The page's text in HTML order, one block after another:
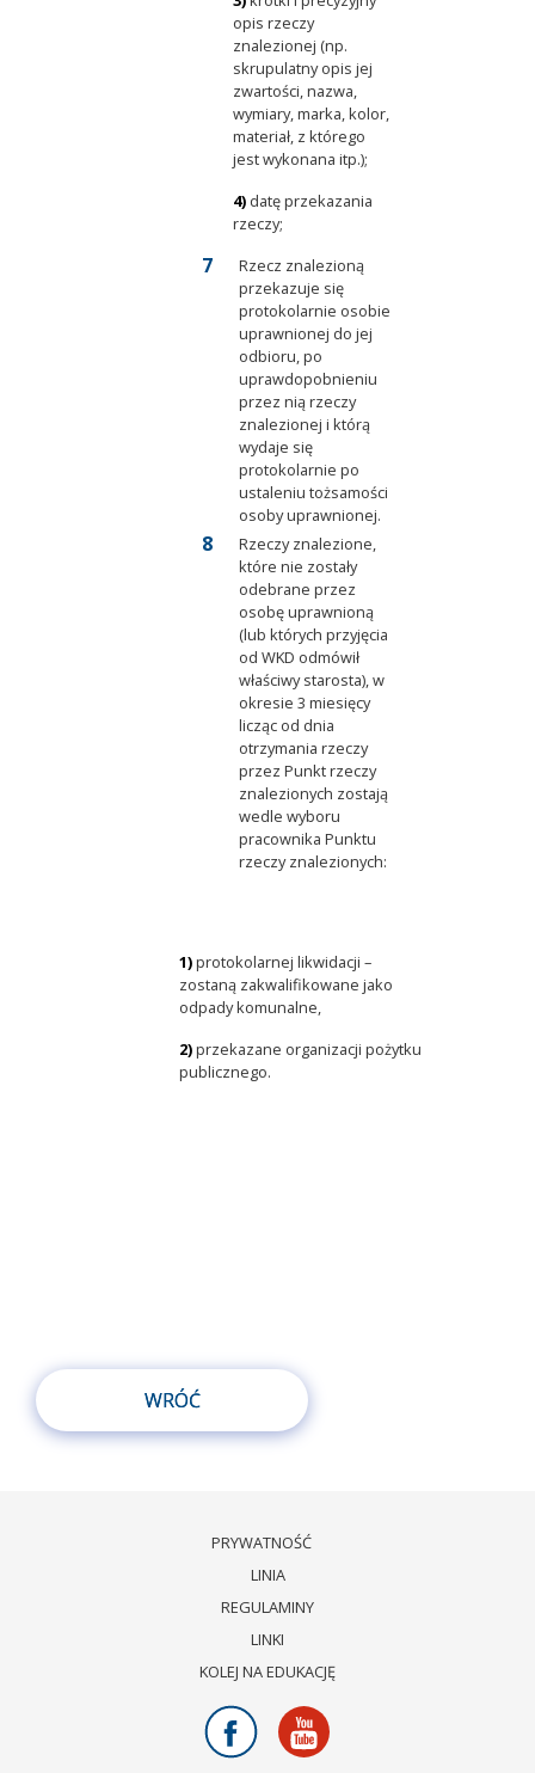
opis rzeczy
znalezionej (np.
skrupulatny opis jej
zwartości, nazwa,
wymiary, marka, kolor,
materiał, z którego
jest wykonana itp.);
4) datę przekazania
rzeczy;
Rzecz znalezioną
przekazuje się
protokolarnie osobie
uprawnionej do jej
odbioru, po
uprawdopobnieniu
przez nią rzeczy
znalezionej i którą
wydaje się
protokolarnie po
ustaleniu tożsamości
osoby uprawnionej.
Rzeczy znalezione,
które nie zostały
odebrane przez
osobę uprawnioną
(lub których przyjęcia
od WKD odmówił
właściwy starosta), w
okresie 3 miesięcy
licząc od dnia
otrzymania rzeczy
przez Punkt rzeczy
znalezionych zostają
wedle wyboru
pracownika Punktu
rzeczy znalezionych:
1)protokolarnej likwidacji –
zostaną zakwalifikowane jako
odpady komunalne,
2)przekazane organizacji pożytku
publicznego.
WRÓĆ
PRYWATNOŚĆ
LINIA
REGULAMINY
LINKI
KOLEJ NA EDUKACJĘ
Facebook
Youtube